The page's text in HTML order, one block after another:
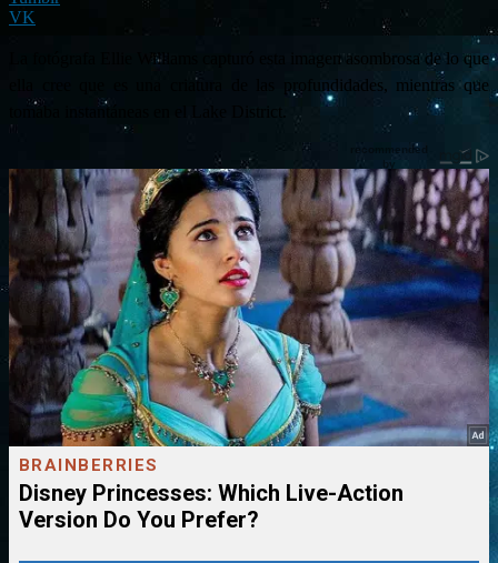
VK
La fotógrafa Ellie Williams capturó esta imagen asombrosa de lo que
ella cree que es una criatura de las profundidades, mientras que
tomaba instantáneas en el Lake District.